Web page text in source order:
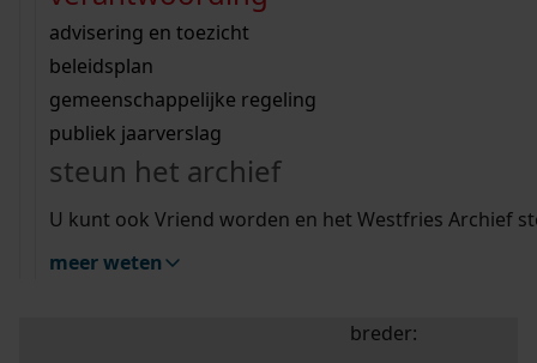
bouwvergunningen
omgevingsvergunningen
vergunningen
beeld en geluid
uitleg nodig?
Wij helpen u op weg met een aantal zoektips.
bekijk alle zoektips
Wij helpen u op weg met een aantal zoektips.
bekijk alle zoektips
bekijk ons geschiedenislokaal
advisering en toezicht
beleidsplan
gemeenschappelijke regeling
publiek jaarverslag
steun het archief
U kunt ook Vriend worden en het Westfries Archief
meer weten
zoektips
Mijn Studiezaal (inloggen)
uw zoekopdracht te
breder: